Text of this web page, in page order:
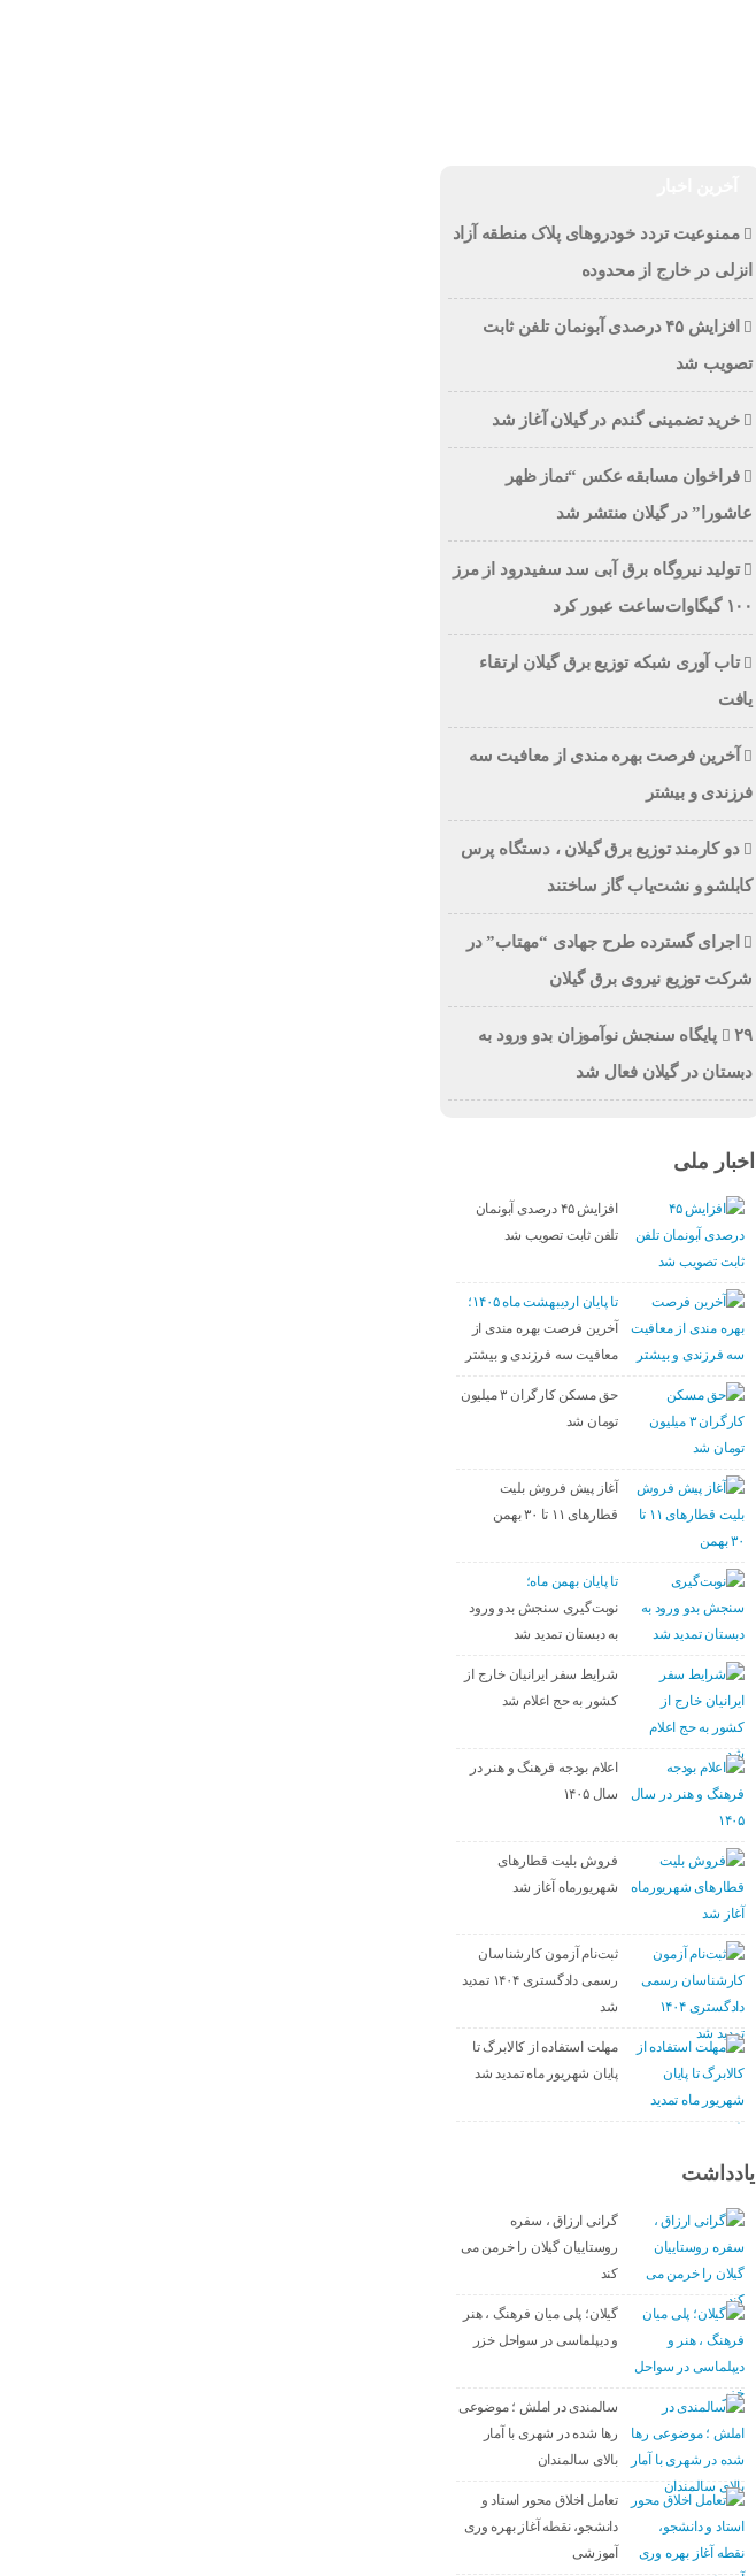
ممنوعیت تردد خودروهای پلاک منطقه آزاد
انزلی در خارج از محدوده
افزایش ۴۵ درصدی آبونمان تلفن ثابت
تصویب شد
خرید تضمینی گندم در گیلان آغاز شد
فراخوان مسابقه عکس “نماز ظهر
عاشورا” در گیلان منتشر شد
تولید نیروگاه برق‌ آبی سد سفیدرود از مرز
۱۰۰ گیگاوات‌ساعت عبور کرد
تاب آوری شبکه توزیع برق گیلان ارتقاء
یافت
آخرین فرصت بهره مندی از معافیت سه
فرزندی و بیشتر
دو کارمند توزیع برق گیلان ، دستگاه پرس
کابلشو و نشت‌یاب گاز ساختند
اجرای گسترده طرح جهادی “مهتاب” در
شرکت توزیع نیروی برق گیلان
۲۹ پایگاه سنجش نوآموزان بدو ورود به
دبستان در گیلان فعال شد
اخبار ملی
افزایش ۴۵ درصدی آبونمان
تلفن ثابت تصویب شد
تا پایان اردیبهشت ماه ۱۴۰۵؛
آخرین فرصت بهره مندی از
معافیت سه فرزندی و بیشتر
حق مسکن کارگران ۳ میلیون
تومان شد
آغاز پیش فروش بلیت‌
قطارهای ۱۱ تا ۳۰ بهمن
تا پایان بهمن ماه؛
نوبت‌گیری سنجش بدو ورود
به دبستان تمدید شد
شرایط سفر ایرانیان خارج از
کشور به حج اعلام شد
اعلام بودجه فرهنگ و هنر در
سال ۱۴۰۵
فروش بلیت قطارهای
شهریورماه آغاز شد
ثبت‌نام آزمون کارشناسان
رسمی دادگستری ۱۴۰۴ تمدید
شد
مهلت استفاده از کالابرگ تا
پایان شهریور ماه تمدید شد
یادداشت
گرانی ارزاق ، سفره
روستاییان گیلان را خرمن می
کند
گیلان؛ پلی میان فرهنگ ، هنر
و دیپلماسی در سواحل خزر
سالمندی در املش ؛ موضوعی
رها شده در شهری با آمار
بالای سالمندان
تعامل اخلاق‌ محور استاد و
دانشجو، نقطه آغاز بهره ‌وری
آموزشی